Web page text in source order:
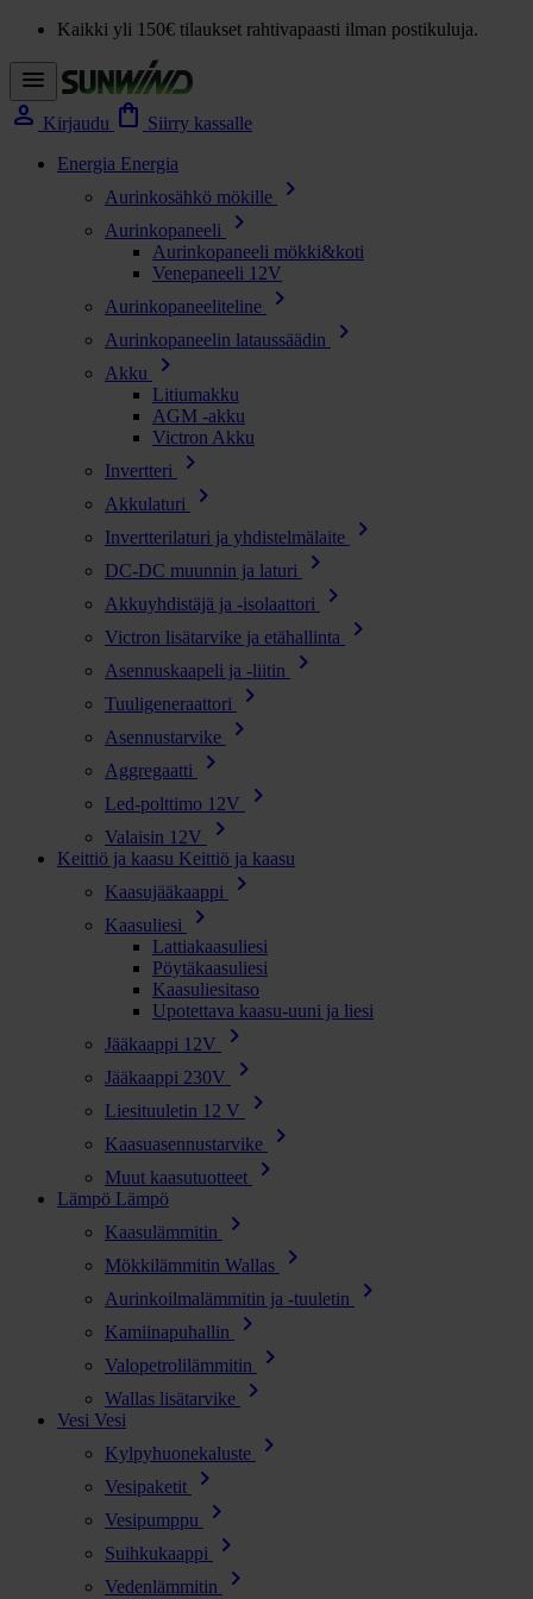
Kaikki yli 150€ tilaukset rahtivapaasti ilman postikuluja.
menu
person Kirjaudu shopping_bag Siirry kassalle
Energia Energia
Aurinkosähkö mökille
chevron_right
Aurinkopaneeli chevron_right
Aurinkopaneeli mökki&koti
Venepaneeli 12V
Aurinkopaneeliteline
chevron_right
Aurinkopaneelin lataussäädin chevron_right
Akku chevron_right
Litiumakku
AGM -akku
Victron Akku
Invertteri
chevron_right
Akkulaturi chevron_right
Invertterilaturi ja yhdistelmälaite chevron_right
DC-DC muunnin ja laturi chevron_right
Akkuyhdistäjä ja -isolaattori chevron_right
Victron lisätarvike ja etähallinta chevron_right
Asennuskaapeli ja -liitin chevron_right
Tuuligeneraattori chevron_right
Asennustarvike chevron_right
Aggregaatti chevron_right
Led-polttimo 12V chevron_right
Valaisin 12V chevron_right
Keittiö ja kaasu Keittiö ja kaasu
Kaasujääkaappi
chevron_right
Kaasuliesi chevron_right
Lattiakaasuliesi
Pöytäkaasuliesi
Kaasuliesitaso
Upotettava kaasu-uuni ja liesi
Jääkaappi 12V
chevron_right
Jääkaappi 230V chevron_right
Liesituuletin 12 V chevron_right
Kaasuasennustarvike chevron_right
Muut kaasutuotteet chevron_right
Lämpö Lämpö
Kaasulämmitin
chevron_right
Mökkilämmitin Wallas chevron_right
Aurinkoilmalämmitin ja -tuuletin chevron_right
Kamiinapuhallin chevron_right
Valopetrolilämmitin chevron_right
Wallas lisätarvike chevron_right
Vesi Vesi
Kylpyhuonekaluste
chevron_right
Vesipaketit chevron_right
Vesipumppu chevron_right
Suihkukaappi chevron_right
Vedenlämmitin chevron_right